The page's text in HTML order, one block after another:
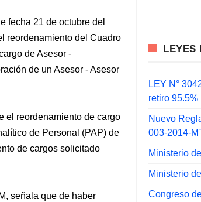
fecha 21 de octubre del
reordenamiento del Cuadro
de Asesor -
de un Asesor - Asesor
el reordenamiento de cargo
de Personal (PAP) de
de cargos solicitado
señala que de haber
LEYES
LEY N°
retiro 95.5%
Nuevo
003-2014-
Ministerio
Ministerio
Congreso